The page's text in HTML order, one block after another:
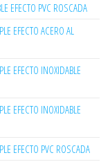
EFECTO PVC ROSCADA
EFECTO ACERO AL
EFECTO INOXIDABLE
EFECTO INOXIDABLE
EFECTO PVC ROSCADA